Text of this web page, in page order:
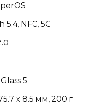
NFC, 5G
5
x 8.5 мм, 200 г